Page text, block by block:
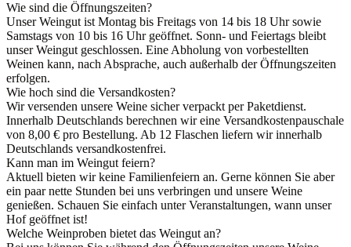
Wie sind die Öffnungszeiten?
Unser Weingut ist Montag bis Freitags von 14 bis 18 Uhr sowie
Samstags von 10 bis 16 Uhr geöffnet. Sonn- und Feiertags bleibt
unser Weingut geschlossen. Eine Abholung von vorbestellten
Weinen kann, nach Absprache, auch außerhalb der Öffnungszeiten
erfolgen.
Wie hoch sind die Versandkosten?
Wir versenden unsere Weine sicher verpackt per Paketdienst.
Innerhalb Deutschlands berechnen wir eine Versandkostenpauschale
von 8,00 € pro Bestellung. Ab 12 Flaschen liefern wir innerhalb
Deutschlands versandkostenfrei.
Kann man im Weingut feiern?
Aktuell bieten wir keine Familienfeiern an. Gerne können Sie aber
ein paar nette Stunden bei uns verbringen und unsere Weine
genießen. Schauen Sie einfach unter Veranstaltungen, wann unser
Hof geöffnet ist!
Welche Weinproben bietet das Weingut an?